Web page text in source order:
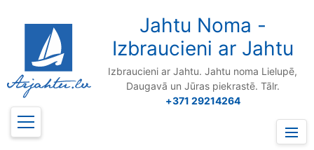
Jahtu Noma -
Izbraucieni ar Jahtu
Izbraucieni ar Jahtu. Jahtu noma Lielupē,
Daugavā un Jūras piekrastē. Tālr.
+371 29214264
Menu